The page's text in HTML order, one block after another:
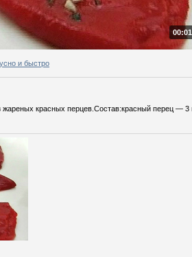
и быстро
жареных красных перцев.Состав:красный перец